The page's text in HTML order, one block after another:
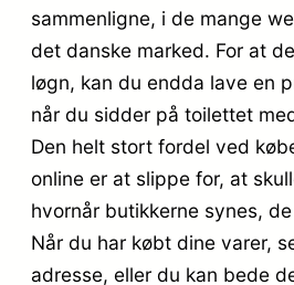
sammenligne, i de mange
det danske marked. For at
løgn, kan du endda lave en
når du sidder på toilettet
Den helt stort fordel ved
online er at slippe for, at
hvornår butikkerne synes,
Når du har købt dine varer,
adresse, eller du kan bede